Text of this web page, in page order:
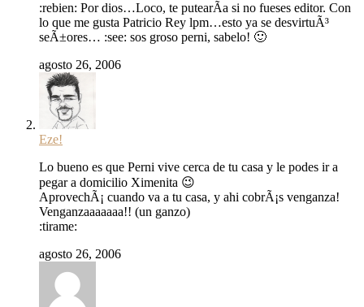
:rebien: Por dios…Loco, te putearÃ­a si no fueses editor. Con
lo que me gusta Patricio Rey lpm…esto ya se desvirtuÃ³
seÃ±ores… :see: sos groso perni, sabelo! 🙂
agosto 26, 2006
Eze!
Lo bueno es que Perni vive cerca de tu casa y le podes ir a
pegar a domicilio Ximenita 😉
AprovechÃ¡ cuando va a tu casa, y ahi cobrÃ¡s venganza!
Venganzaaaaaaa!! (un ganzo)
:tirame:
agosto 26, 2006